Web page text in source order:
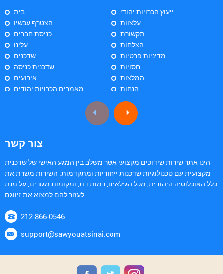
בַּיִת
הצטרף עכשיו
כניסת חברים
עלינו
שדכנים
שדכנית כניסה
אירועים
מאמרים הכרויות יהודים
ייעוץ הכרויות יהודי
עלצוות
תקשורת
הצלחות
מדיניות פרטיות
חסויות
המלצות
הנחות
צור קשר
הינו אתר שירות שידוכים מקצועי אשר משלב בין המגע האישי של שדכנית
מקצועית עם טכנולוגיות שדכנות ייחודיות ומתקדמות. השירות משרת את
כלל האוכלוסיה היהודית, מכל הגילאים, רמות דת, ומקומות מגורים, על מנת
לעזור להם למצוא את זיווגם.
212-866-0546
support@sawyouatsinai.com